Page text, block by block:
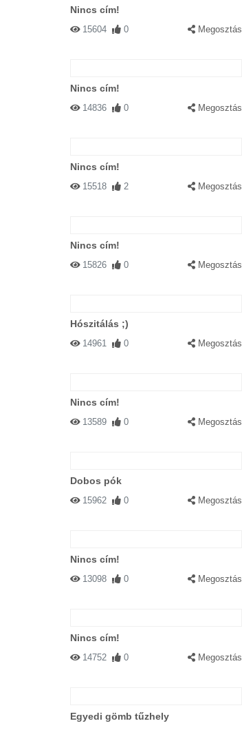
Nincs cím!
15604 0 Megosztás
Nincs cím!
14836 0 Megosztás
Nincs cím!
15518 2 Megosztás
Nincs cím!
15826 0 Megosztás
Hószitálás ;)
14961 0 Megosztás
Nincs cím!
13589 0 Megosztás
Dobos pók
15962 0 Megosztás
Nincs cím!
13098 0 Megosztás
Nincs cím!
14752 0 Megosztás
Egyedi gömb tűzhely